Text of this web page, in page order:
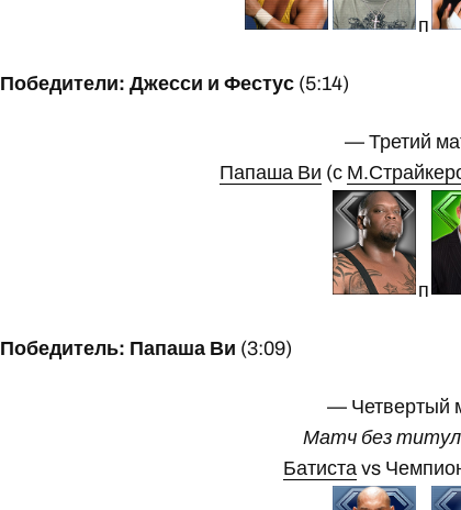
п
Победители: Джесси и Фестус (5:14)
— Третий
Папаша Ви (с
п
Победитель: Папаша Ви (3:09)
— Четвертый
Матч без
Батистаvs